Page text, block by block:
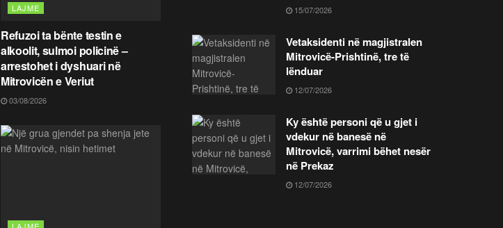
LAJME
Refuzoi ta bënte testin e
alkoolit, sulmoi policinë –
arrestohet i dyshuari në
Mitrovicën e Veriut
03/08/2026
15/07/2026
Vetaksidenti në magjistralen
Mitrovicë-Prishtinë, tre të
lënduar
12/07/2026
Ky është personi që u gjet i
vdekur në banesë në
Mitrovicë, varrimi bëhet nesër
në Prekaz
12/07/2026